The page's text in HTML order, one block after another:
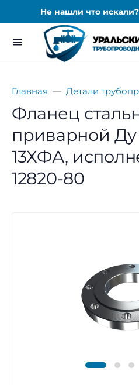
Не нашли что
Главная Детали
Фланец
приварной Ду
13ХФА,
12820-80